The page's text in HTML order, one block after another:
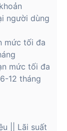
người dùng
mức tối đa
mức tối đa
12 tháng
|| Lãi suất